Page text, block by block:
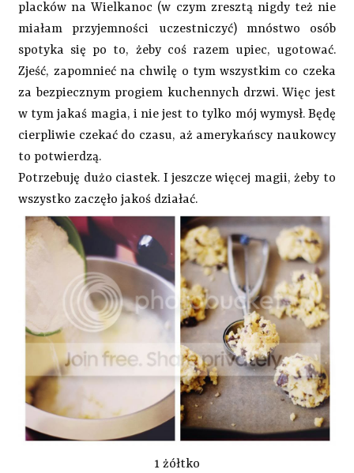
placków na Wielkanoc (w czym zresztą nigdy też nie
miałam przyjemności uczestniczyć) mnóstwo osób
spotyka się po to, żeby coś razem upiec, ugotować.
Zjeść, zapomnieć na chwilę o tym wszystkim co czeka
za bezpiecznym progiem kuchennych drzwi. Więc jest
w tym jakaś magia, i nie jest to tylko mój wymysł. Będę
cierpliwie czekać do czasu, aż amerykańscy naukowcy
to potwierdzą.
Potrzebuję dużo ciastek. I jeszcze więcej magii, żeby to
wszystko zaczęło jakoś działać.
1 żółtko